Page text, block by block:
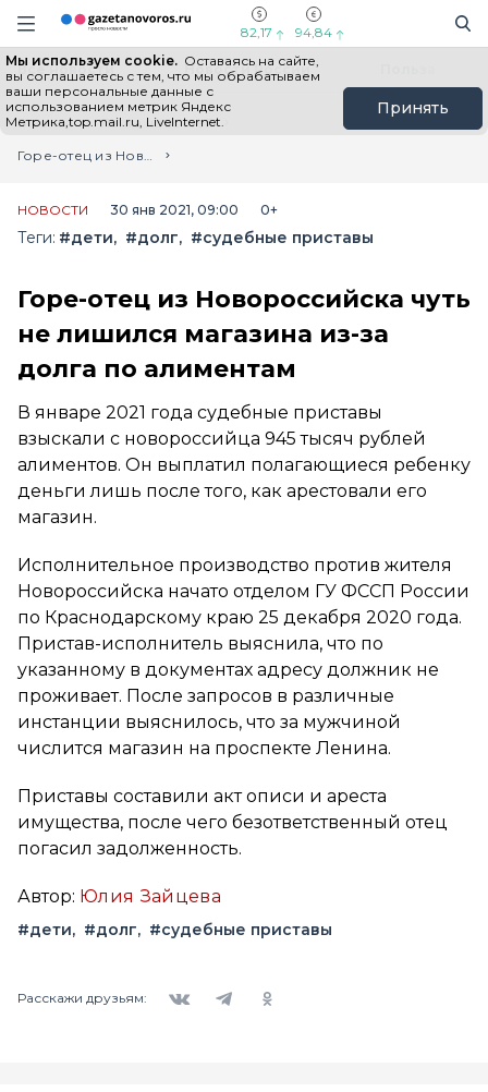
Информационный портал "ГазетаНоворос.ру"
Навигация сайта
82,17 94,84
Мы используем cookie. Оставаясь на сайте,
вы соглашаетесь с тем, что мы обрабатываем
ваши персональные данные с
использованием метрик Яндекс
Метрика,top.mail.ru, LiveInternet.
Принять
Все новости Новости России
Главная
Лента новостей
Горе-отец из Новороссийска чуть не лишился магазина из-за долга по алиментам
НОВОСТИ 30 янв 2021, 09:00 0+
Теги: #дети #долг #судебные приставы
Горе-отец из Новороссийска чуть
не лишился магазина из-за
долга по алиментам
В январе 2021 года судебные приставы
взыскали с новороссийца 945 тысяч рублей
алиментов. Он выплатил полагающиеся ребенку
деньги лишь после того, как арестовали его
магазин.
Исполнительное производство против жителя
Новороссийска начато отделом ГУ ФССП России
по Краснодарскому краю 25 декабря 2020 года.
Пристав-исполнитель выяснила, что по
указанному в документах адресу должник не
проживает. После запросов в различные
инстанции выяснилось, что за мужчиной
числится магазин на проспекте Ленина.
Приставы составили акт описи и ареста
имущества, после чего безответственный отец
погасил задолженность.
Автор: Юлия Зайцева
#дети #долг #судебные приставы
Расскажи друзьям: